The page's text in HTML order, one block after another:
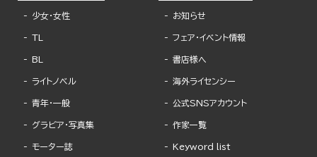
少女・女性
TL
BL
ライトノベル
青年・一般
グラビア・写真集
モーター誌
お知らせ
フェア・イベント情報
書店様へ
海外ライセンシー
公式SNSアカウント
作家一覧
Keyword list